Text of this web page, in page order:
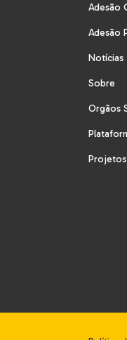
Adesão
Adesão
Notícias
Sobre
Orgãos
Projetos